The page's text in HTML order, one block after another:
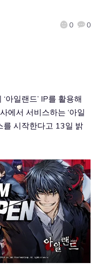
0 0
아일랜드’ IP를 활용해
에서 서비스하는 ‘아일
를 시작한다고 13일 밝